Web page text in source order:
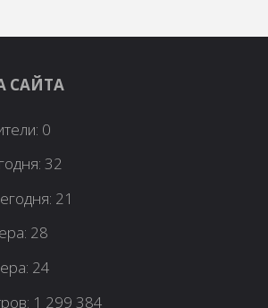
САЙТА
0
32
21
28
24
1 299 384